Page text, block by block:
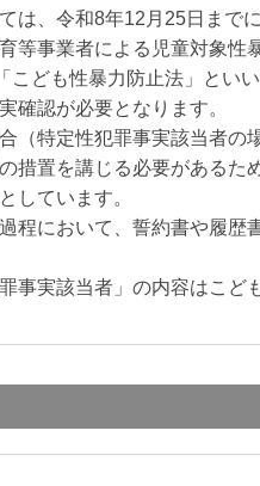
は、令和8年12月25日まで
等事業者による児童対象性
こども性暴力防止法」とい
確認が必要となります。
（特定性犯罪事実該当者
措置を講じる必要があるた
しています。
程において、誓約書や履
事実該当者」の内容はこど